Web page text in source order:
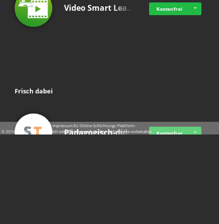
Video Smart Lea… Kostenfrei
Frisch dabei
Pädagogisch-did… Kostenfrei
· · ·Datenschutz ·Impressum EU-Online-Schlichtungs-Plattform·
© 2016 - 2026 SupraTix GmbH oder Partnergesellschaften - Alle Rechte vorbehalten.